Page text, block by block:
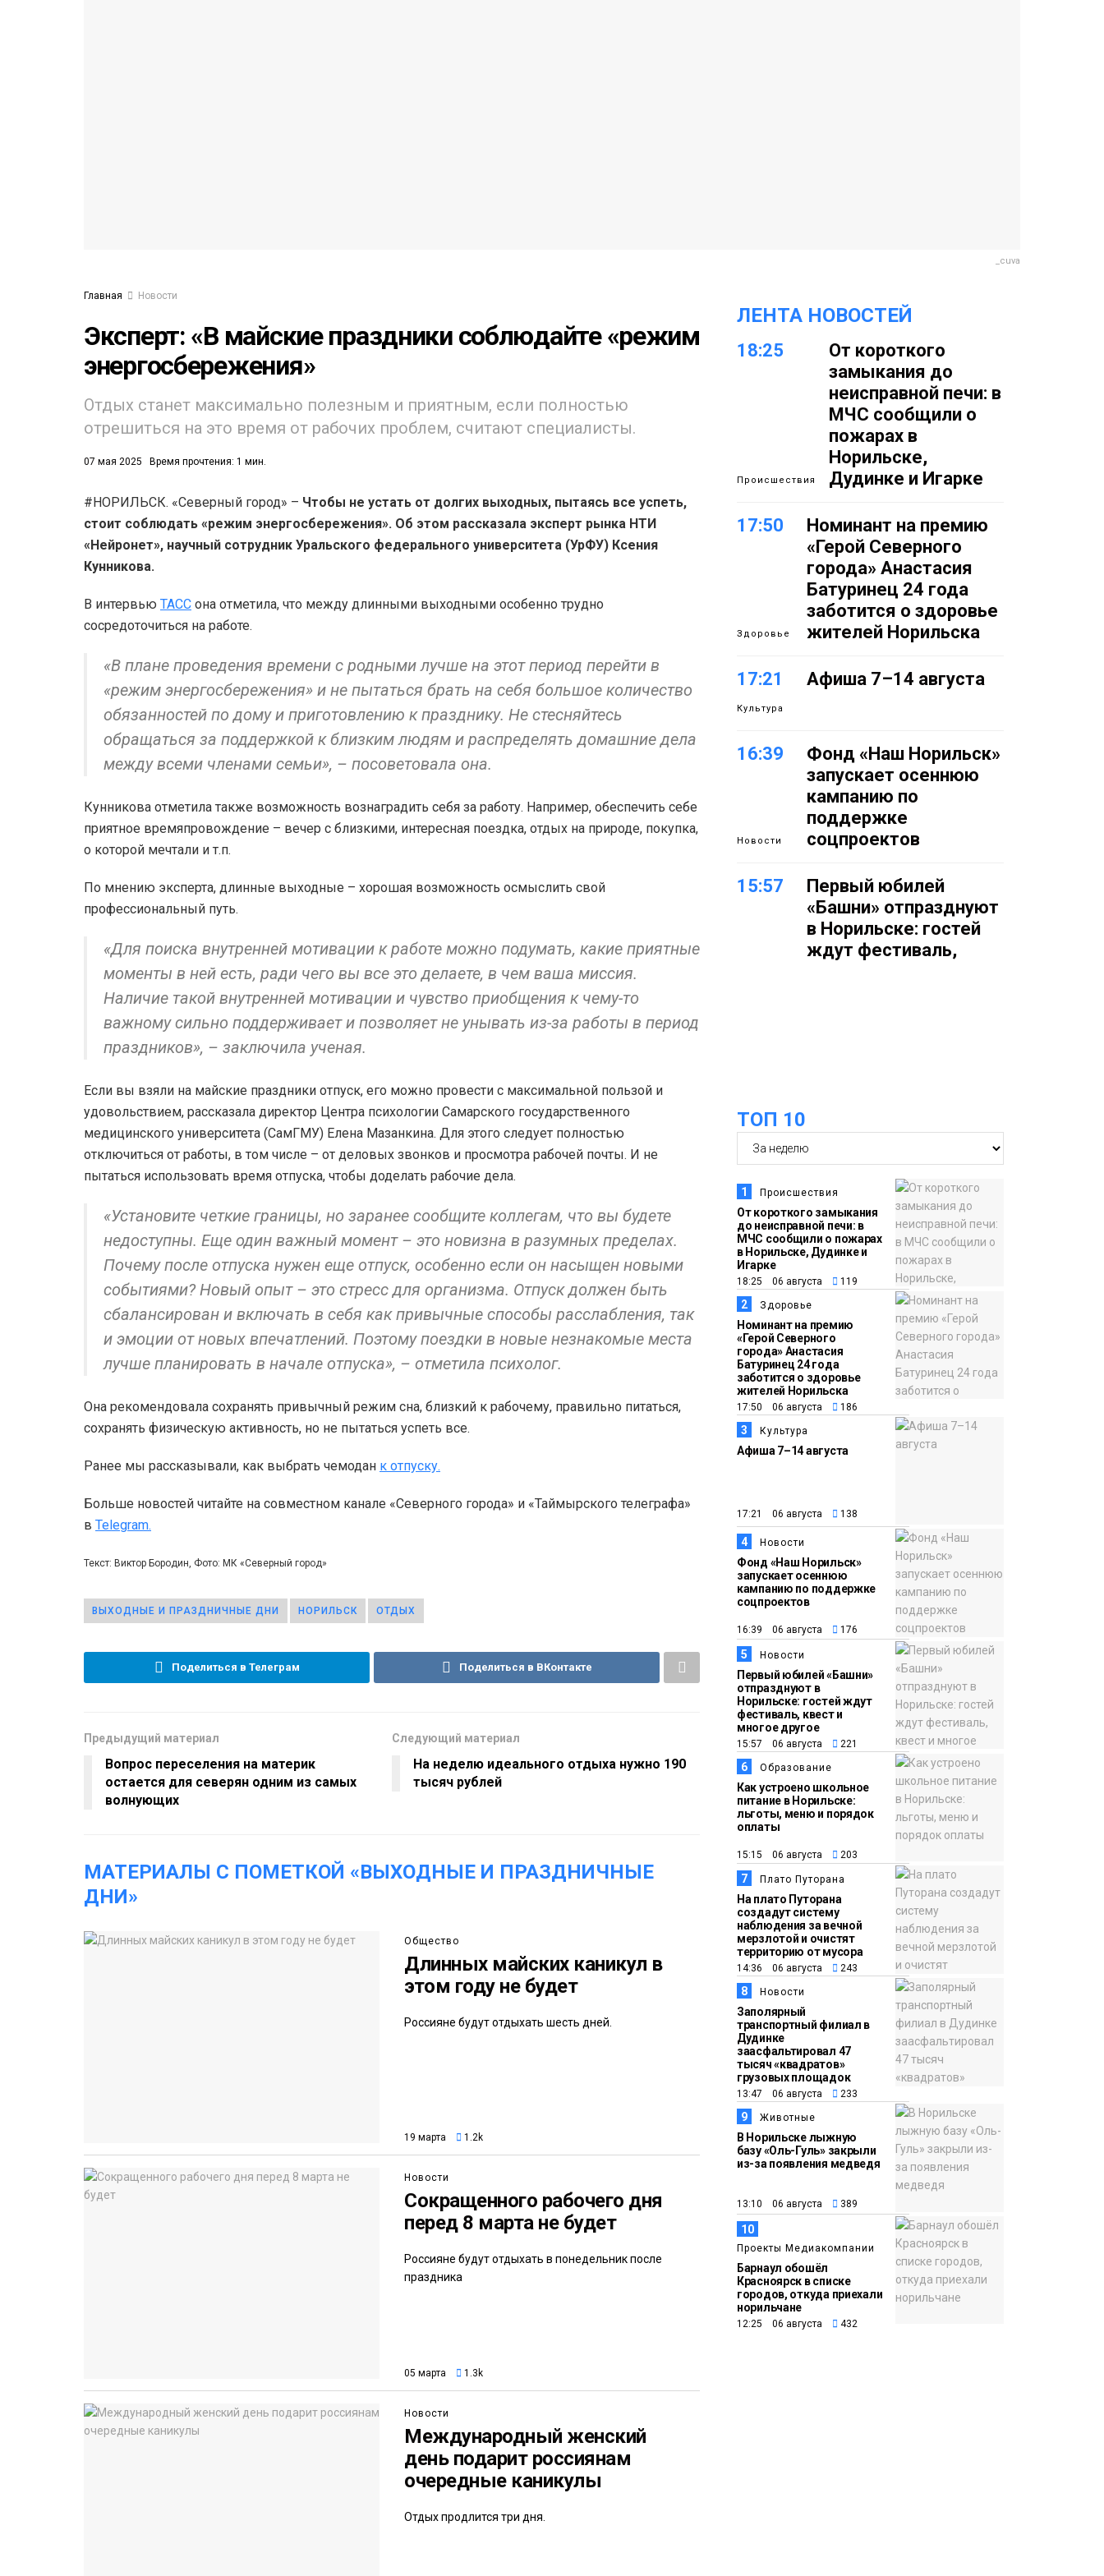
_cuva
Главная Новости
Эксперт: «В майские праздники соблюдайте «режим
энергосбережения»
Отдых станет максимально полезным и приятным, если полностью
отрешиться на это время от рабочих проблем, считают специалисты.
07 мая 2025 Время прочтения: 1 мин.
#НОРИЛЬСК. «Северный город» – Чтобы не устать от долгих выходных, пытаясь все успеть,
стоит соблюдать «режим энергосбережения». Об этом рассказала эксперт рынка НТИ
«Нейронет», научный сотрудник Уральского федерального университета (УрФУ) Ксения
Кунникова.
В интервью ТАСС она отметила, что между длинными выходными особенно трудно
сосредоточиться на работе.
«В плане проведения времени с родными лучше на этот период перейти в
«режим энергосбережения» и не пытаться брать на себя большое количество
обязанностей по дому и приготовлению к празднику. Не стесняйтесь
обращаться за поддержкой к близким людям и распределять домашние дела
между всеми членами семьи», – посоветовала она.
Кунникова отметила также возможность вознаградить себя за работу. Например, обеспечить себе
приятное времяпровождение – вечер с близкими, интересная поездка, отдых на природе, покупка,
о которой мечтали и т.п.
По мнению эксперта, длинные выходные – хорошая возможность осмыслить свой
профессиональный путь.
«Для поиска внутренней мотивации к работе можно подумать, какие приятные
моменты в ней есть, ради чего вы все это делаете, в чем ваша миссия.
Наличие такой внутренней мотивации и чувство приобщения к чему-то
важному сильно поддерживает и позволяет не унывать из-за работы в период
праздников», – заключила ученая.
Если вы взяли на майские праздники отпуск, его можно провести с максимальной пользой и
удовольствием, рассказала директор Центра психологии Самарского государственного
медицинского университета (СамГМУ) Елена Мазанкина. Для этого следует полностью
отключиться от работы, в том числе – от деловых звонков и просмотра рабочей почты. И не
пытаться использовать время отпуска, чтобы доделать рабочие дела.
«Установите четкие границы, но заранее сообщите коллегам, что вы будете
недоступны. Еще один важный момент – это новизна в разумных пределах.
Почему после отпуска нужен еще отпуск, особенно если он насыщен новыми
событиями? Новый опыт – это стресс для организма. Отпуск должен быть
сбалансирован и включать в себя как привычные способы расслабления, так
и эмоции от новых впечатлений. Поэтому поездки в новые незнакомые места
лучше планировать в начале отпуска», – отметила психолог.
Она рекомендовала сохранять привычный режим сна, близкий к рабочему, правильно питаться,
сохранять физическую активность, но не пытаться успеть все.
Ранее мы рассказывали, как выбрать чемодан к отпуску.
Больше новостей читайте на совместном канале «Северного города» и «Таймырского телеграфа»
в Telegram.
Текст: Виктор Бородин, Фото: МК «Северный город»
ВЫХОДНЫЕ И ПРАЗДНИЧНЫЕ ДНИ НОРИЛЬСК ОТДЫХ
Поделиться в Телеграм Поделиться в ВКонтакте
Предыдущий материал
Вопрос переселения на материк
остается для северян одним из самых
волнующих
Следующий материал
На неделю идеального отдыха нужно 190
тысяч рублей
МАТЕРИАЛЫ С ПОМЕТКОЙ «ВЫХОДНЫЕ И ПРАЗДНИЧНЫЕ
ДНИ»
Общество
Длинных майских каникул в
этом году не будет
Россияне будут отдыхать шесть дней.
19 марта 1.2k
Новости
Сокращенного рабочего дня
перед 8 марта не будет
Россияне будут отдыхать в понедельник после
праздника
05 марта 1.3k
Новости
Международный женский
день подарит россиянам
очередные каникулы
Отдых продлится три дня.
ЛЕНТА НОВОСТЕЙ
18:25
Происшествия
От короткого
замыкания до
неисправной печи: в
МЧС сообщили о
пожарах в
Норильске,
Дудинке и Игарке
17:50
Здоровье
Номинант на премию
«Герой Северного
города» Анастасия
Батуринец 24 года
заботится о здоровье
жителей Норильска
17:21
Культура
Афиша 7–14 августа
16:39
Новости
Фонд «Наш Норильск»
запускает осеннюю
кампанию по
поддержке
соцпроектов
15:57
Первый юбилей
«Башни» отпразднуют
в Норильске: гостей
ждут фестиваль,
14:36
Плато
Путорана
На плато Путорана
создадут систему
наблюдения за вечной
мерзлотой и очистят
территорию от мусора
13:47
Новости
Заполярный
транспортный филиал
в Дудинке
заасфальтировал 47
тысяч «квадратов»
грузовых площадок
13:10
В Норильске лыжную
базу «Оль-Гуль»
12:25
Медиакомпании
Барнаул обошёл
Красноярск в
списке городов,
откуда приехали
норильчане
ТОП 10
1 Происшествия
От короткого замыкания
до неисправной печи: в
МЧС сообщили о пожарах
в Норильске, Дудинке и
Игарке
18:25 06 августа 119
2 Здоровье
Номинант на премию
«Герой Северного
города» Анастасия
Батуринец 24 года
заботится о здоровье
жителей Норильска
17:50 06 августа 186
3 Культура
Афиша 7–14 августа
17:21 06 августа 138
4 Новости
Фонд «Наш Норильск»
запускает осеннюю
кампанию по поддержке
соцпроектов
16:39 06 августа 176
5 Новости
Первый юбилей «Башни»
отпразднуют в
Норильске: гостей ждут
фестиваль, квест и
многое другое
15:57 06 августа 221
6 Образование
Как устроено школьное
питание в Норильске:
льготы, меню и порядок
оплаты
15:15 06 августа 203
7 Плато Путорана
На плато Путорана
создадут систему
наблюдения за вечной
мерзлотой и очистят
территорию от мусора
14:36 06 августа 243
8 Новости
Заполярный
транспортный филиал в
Дудинке
заасфальтировал 47
тысяч «квадратов»
грузовых площадок
13:47 06 августа 233
9 Животные
В Норильске лыжную
базу «Оль-Гуль» закрыли
из-за появления медведя
13:10 06 августа 389
10
Проекты Медиакомпании
Барнаул обошёл
Красноярск в списке
городов, откуда приехали
норильчане
12:25 06 августа 432